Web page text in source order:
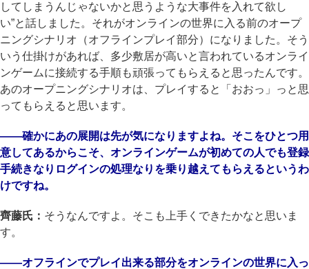
してしまうんじゃないかと思うような大事件を入れて欲し
い”と話しました。それがオンラインの世界に入る前のオープ
ニングシナリオ（オフラインプレイ部分）になりました。そう
いう仕掛けがあれば、多少敷居が高いと言われているオンライ
ンゲームに接続する手順も頑張ってもらえると思ったんです。
あのオープニングシナリオは、プレイすると「おおっ」っと思
ってもらえると思います。
――確かにあの展開は先が気になりますよね。そこをひとつ用
意してあるからこそ、オンラインゲームが初めての人でも登録
手続きなりログインの処理なりを乗り越えてもらえるというわ
けですね。
齊藤氏： そうなんですよ。そこも上手くできたかなと思いま
す。
――オフラインでプレイ出来る部分をオンラインの世界に入っ